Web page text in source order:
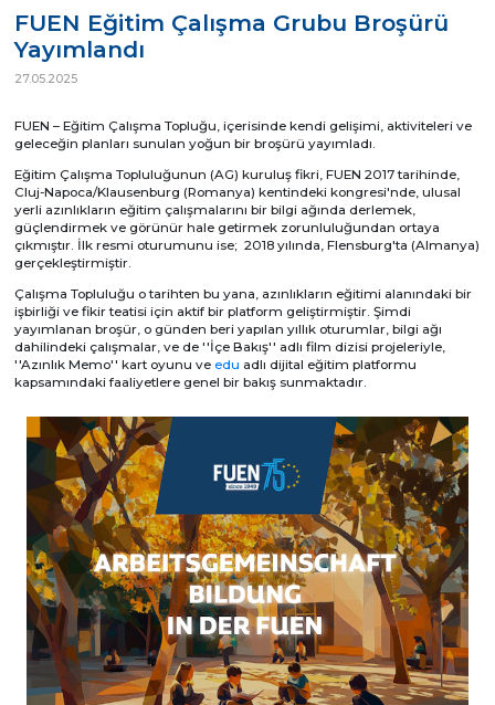
FUEN Eğitim Çalışma Grubu Broşürü
Yayımlandı
27.05.2025
FUEN – Eğitim Çalışma Topluğu, içerisinde kendi gelişimi, aktiviteleri ve
geleceğin planları sunulan yoğun bir broşürü yayımladı.
Eğitim Çalışma Topluluğunun (AG) kuruluş fikri, FUEN 2017 tarihinde,
Cluj-Napoca/Klausenburg (Romanya) kentindeki kongresi'nde, ulusal
yerli azınlıkların eğitim çalışmalarını bir bilgi ağında derlemek,
güçlendirmek ve görünür hale getirmek zorunluluğundan ortaya
çıkmıştır. İlk resmi oturumunu ise; 2018 yılında, Flensburg'ta (Almanya)
gerçekleştirmiştir.
Çalışma Topluluğu o tarihten bu yana, azınlıkların eğitimi alanındaki bir
işbirliği ve fikir teatisi için aktif bir platform geliştirmiştir. Şimdi
yayımlanan broşür, o günden beri yapılan yıllık oturumlar, bilgi ağı
dahilindeki çalışmalar, ve de ''İçe Bakış'' adlı film dizisi projeleriyle,
''Azınlık Memo'' kart oyunu ve edu adlı dijital eğitim platformu
kapsamındaki faaliyetlere genel bir bakış sunmaktadır.